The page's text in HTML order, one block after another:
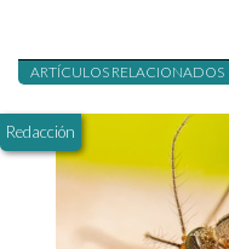
ARTÍCULOS RELACIONADOS
Redacción